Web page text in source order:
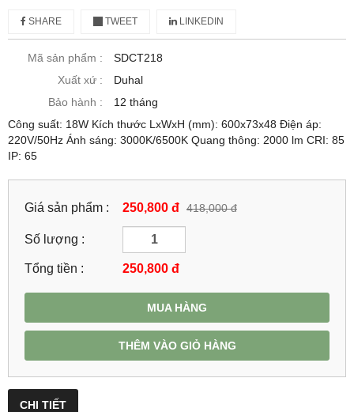
SHARE TWEET LINKEDIN
Mã sản phẩm :
SDCT218
Xuất xứ :
Duhal
Bảo hành :
12 tháng
Công suất: 18W Kích thước LxWxH (mm): 600x73x48 Điện áp:
220V/50Hz Ánh sáng: 3000K/6500K Quang thông: 2000 lm CRI: 85
IP: 65
Giá sản phẩm : 250,800 đ 418,000 đ
Số lượng :
Tổng tiền : 250,800 đ
MUA HÀNG
THÊM VÀO GIỎ HÀNG
CHI TIẾT